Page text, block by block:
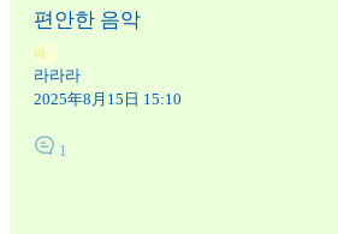
편안한 음악
라
라라라
2025年8月15日 15:10
1